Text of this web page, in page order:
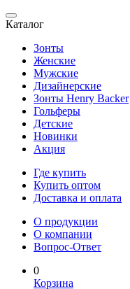
Каталог
Зонты
Женские
Мужские
Дизайнерские
Зонты Henry Backer
Гольферы
Детские
Новинки
Акция
Где купить
Купить оптом
Доставка и оплата
О продукции
О компании
Вопрос-Ответ
0
Корзина